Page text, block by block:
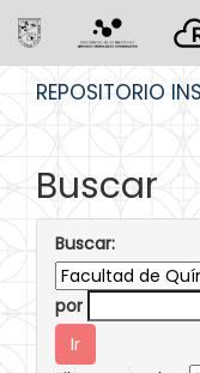
REPOSITORIO
Buscar
Buscar:
por